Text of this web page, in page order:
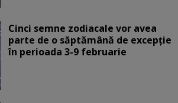
Cinci semne zodiacale vor avea
parte de o săptămână de excepție
în perioada 3-9 februarie